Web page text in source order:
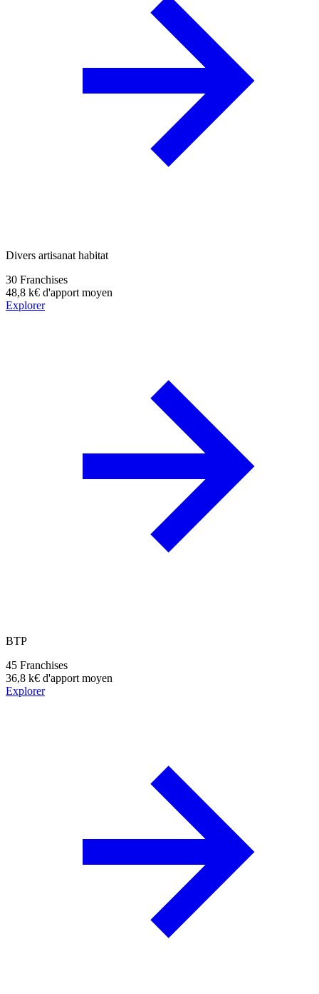
Divers artisanat habitat
30 Franchises
48,8 k€ d'apport moyen
Explorer
BTP
45 Franchises
36,8 k€ d'apport moyen
Explorer